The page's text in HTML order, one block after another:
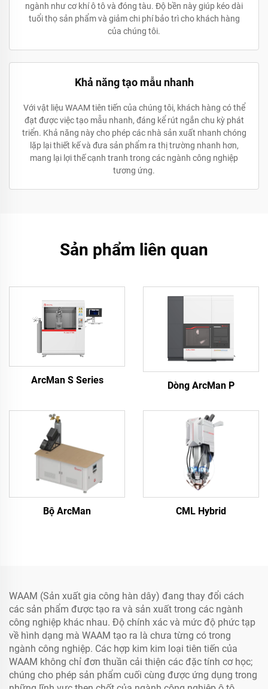
ngành như cơ khí ô tô và đóng tàu. Độ bền này giúp kéo dài
tuổi thọ sản phẩm và giảm chi phí bảo trì cho khách hàng
của chúng tôi.
Khả năng tạo mẫu nhanh
Với vật liệu WAAM tiên tiến của chúng tôi, khách hàng có thể
đạt được việc tạo mẫu nhanh, đáng kể rút ngắn chu kỳ phát
triển. Khả năng này cho phép các nhà sản xuất nhanh chóng
lặp lại thiết kế và đưa sản phẩm ra thị trường nhanh hơn,
mang lại lợi thế cạnh tranh trong các ngành công nghiệp
tương ứng.
Sản phẩm liên quan
ArcMan S Series Dòng ArcMan P
Bộ ArcMan CML Hybrid
WAAM (Sản xuất gia công hàn dây) đang thay đổi cách
các sản phẩm được tạo ra và sản xuất trong các ngành
công nghiệp khác nhau. Độ chính xác và mức độ phức tạp
về hình dạng mà WAAM tạo ra là chưa từng có trong
ngành công nghiệp. Các hợp kim kim loại tiên tiến của
WAAM không chỉ đơn thuần cải thiện các đặc tính cơ học;
chúng cho phép sản phẩm cuối cùng được ứng dụng trong